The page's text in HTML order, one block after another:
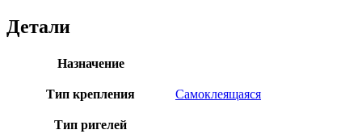
Детали
Назначение
Тип крепления Самоклеящаяся
Тип ригелей